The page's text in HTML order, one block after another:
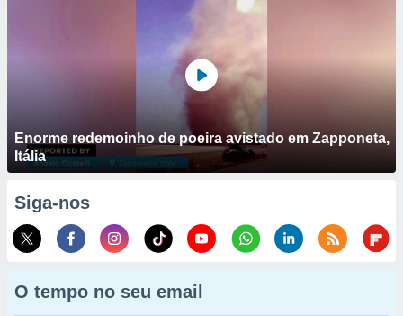
Enorme redemoinho de poeira avistado em Zapponeta,
Itália
Siga-nos
O tempo no seu email